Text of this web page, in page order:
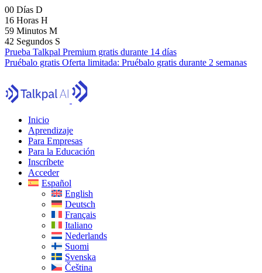
00 Días D
16 Horas H
59 Minutos M
41 Segundos S
Prueba Talkpal Premium gratis durante 14 días
Pruébalo gratis Oferta limitada: Pruébalo gratis durante 2 semanas
Inicio
Aprendizaje
Para Empresas
Para la Educación
Inscríbete
Acceder
Español
English
Deutsch
Français
Italiano
Nederlands
Suomi
Svenska
Čeština